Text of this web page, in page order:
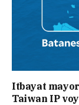
Itbayat
Taiwan IP